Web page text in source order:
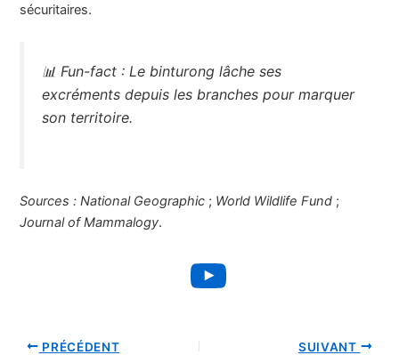
sécuritaires.
📊 Fun-fact : Le binturong lâche ses
excréments depuis les branches pour marquer
son territoire.
Sources : National Geographic ; World Wildlife Fund ;
Journal of Mammalogy.
YouTube
PRÉCÉDENT SUIVANT